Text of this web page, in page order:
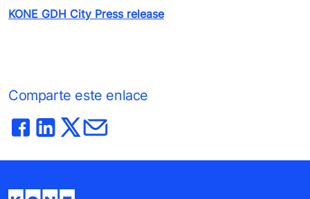
KONE GDH City Press release
Comparte este enlace